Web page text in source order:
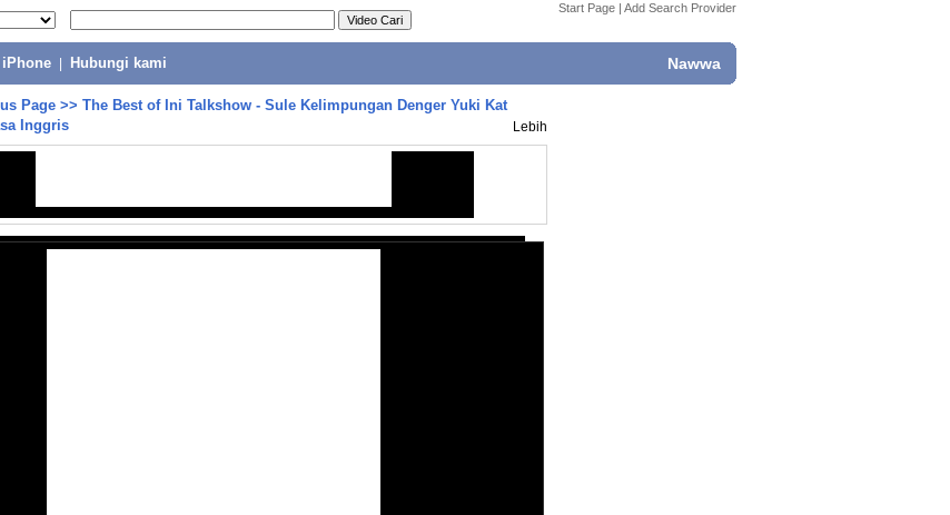
Start Page | Add Search Provider
iPhone Hubungi kami Nawwa
Page >> The Best of Ini Talkshow - Sule Kelimpungan Denger Yuki Kat
Inggris
Lebih